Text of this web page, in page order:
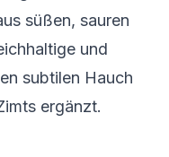
süßen, sauren
und
subtilen Hauch
ergänzt.